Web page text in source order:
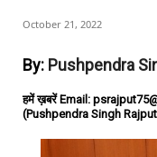
October 21, 2022
By: Pushpendra
हमें ख़बरें Email:
(Pushpendra Singh